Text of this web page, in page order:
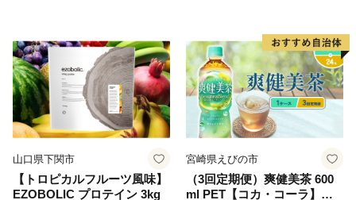
産 シリカ ミネラル 美容 備蓄
防災 長期保存 富士山 山梨県
忍野村
山口県下関市
【トロピカルフルーツ風味】
EZOBOLIC プロテイン 3kg
宮崎県えびの市
（3回定期便）爽健美茶 600
ml PET【コカ・コーラ】ペ